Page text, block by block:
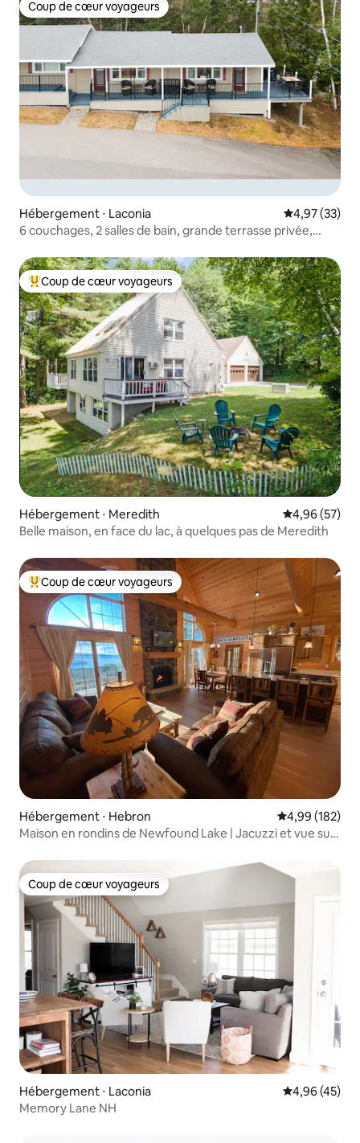
Coup de cœur voyageurs
Coup de cœur voyageurs
Hébergement ⋅ Laconia Évaluation
4,97 (33)
6 couchages, 2 salles de bain, grande terrasse privée,
Coups de cœur voyageurs les plus appréciés
Coup de cœur voyageurs
Hébergement ⋅ Meredith Évaluation
4,96 (57)
Belle maison, en face du lac, à quelques pas de Meredith
Coups de cœur voyageurs les plus appréciés
Coup de cœur voyageurs
Hébergement ⋅ Hebron Évaluation
4,99 (182)
Maison en rondins de Newfound Lake | Jacuzzi et vue sur
Coup de cœur voyageurs
Coup de cœur voyageurs
Hébergement ⋅ Laconia Évaluation
4,96 (45)
Memory Lane NH